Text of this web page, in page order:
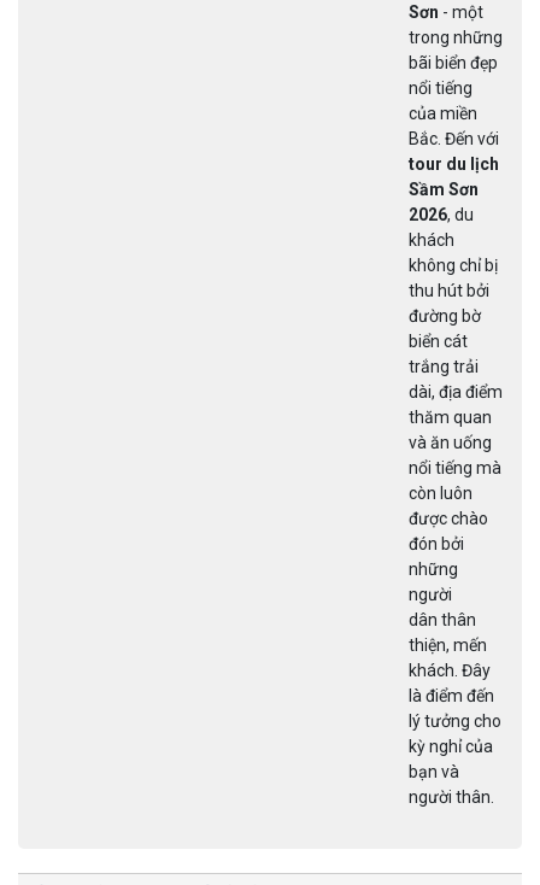
Sơn - một
trong những
bãi biển đẹp
nổi tiếng
của miền
Bắc. Đến với
tour du lịch
Sầm Sơn
2026, du
khách
không chỉ bị
thu hút bởi
đường bờ
biển cát
trắng trải
dài, địa điểm
thăm quan
và ăn uống
nổi tiếng mà
còn luôn
được chào
đón bởi
những
người
dân thân
thiện, mến
khách. Đây
là điểm đến
lý tưởng cho
kỳ nghỉ của
bạn và
người thân.